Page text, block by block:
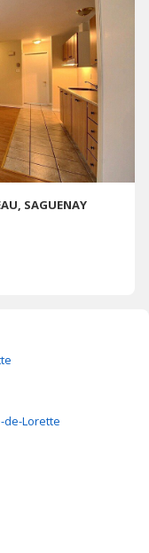
SAGUENAY
de-Lorette